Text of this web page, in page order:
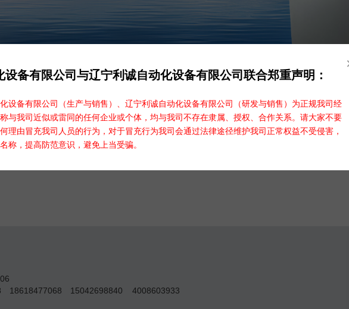
备有限公司与辽宁利诚自动化设备有限公司联合郑重声明：
备有限公司（生产与销售）、辽宁利诚自动化设备有限公司（研发与销售）为正规我司经
与我司近似或雷同的任何企业或个体，均与我司不存在隶属、授权、合作关系。请大家不要
理由冒充我司人员的行为，对于冒充行为我司会通过法律途径维护我司正常权益不受侵害，
称，提高防范意识，避免上当受骗。
喷淋雨雾模拟系统 翻斗式雨量传感器 水土侵蚀抗冲仪 水土流失自动
18618477068 15042698840 4008603933